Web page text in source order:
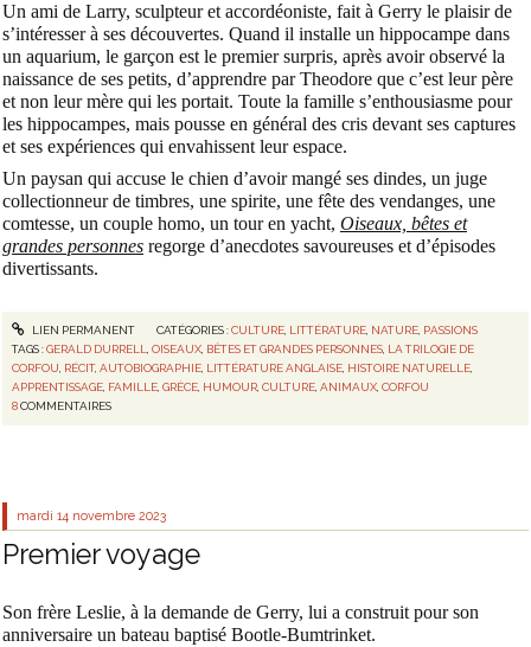
Un ami de Larry, sculpteur et accordéoniste, fait à Gerry le plaisir de
s’intéresser à ses découvertes. Quand il installe un hippocampe dans
un aquarium, le garçon est le premier surpris, après avoir observé la
naissance de ses petits, d’apprendre par Theodore que c’est leur père
et non leur mère qui les portait. Toute la famille s’enthousiasme pour
les hippocampes, mais pousse en général des cris devant ses captures
et ses expériences qui envahissent leur espace.
Un paysan qui accuse le chien d’avoir mangé ses dindes, un juge
collectionneur de timbres, une spirite, une fête des vendanges, une
comtesse, un couple homo, un tour en yacht, Oiseaux, bêtes et
grandes personnes regorge d’anecdotes savoureuses et d’épisodes
divertissants.
LIEN PERMANENT CATÉGORIES :CULTURE, LITTÉRATURE, NATURE, PASSIONS
TAGS :GERALD DURRELL ,OISEAUX BÊTES ET GRANDES PERSONNES LA TRILOGIE DE
CORFOU RÉCIT,AUTOBIOGRAPHIE LITTÉRATURE ANGLAISE HISTOIRE NATURELLE
APPRENTISSAGE FAMILLE ,GRÈCE HUMOUR ,CULTURE ,ANIMAUX ,CORFOU
8COMMENTAIRES
mardi 14 novembre 2023
Premier voyage
Son frère Leslie, à la demande de Gerry, lui a construit pour son
anniversaire un bateau baptisé Bootle-Bumtrinket.